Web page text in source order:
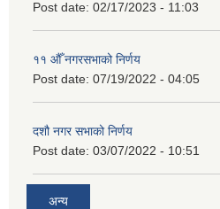
Post date: 02/17/2023 - 11:03
११ ‌औँ नगरसभाको निर्णय
Post date: 07/19/2022 - 04:05
दशौ नगर सभाको निर्णय
Post date: 03/07/2022 - 10:51
अन्य